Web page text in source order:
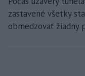
zastavené všetky
obmedzovať žiadny